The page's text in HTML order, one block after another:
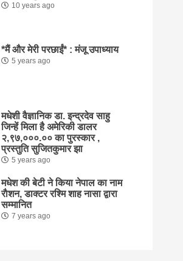
10 years ago
*मैं और मेरी परछाईं* : मंजू उपाध्याय
5 years ago
मधेशी वैज्ञानिक डा. इन्द्रदेव साहु
जिन्हें मिला है अमेरिकी डालर
२,९७,०००.०० का पुरस्कार ,
प्रस्तुति सुजितकुमार झा
5 years ago
मधेश की बेटी ने किया नेपाल का नाम
राैशन, डाक्टर रश्मि शाह नासा द्वारा
सम्मानित
7 years ago